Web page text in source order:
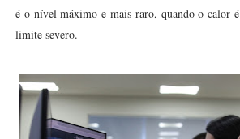
é o nível máximo e mais raro, quando o calor
limite severo.